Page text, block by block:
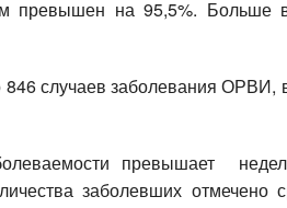
превышен на 95,5%. Больше
846 случаев заболевания ОРВИ,
превышает
заболевших отмечено